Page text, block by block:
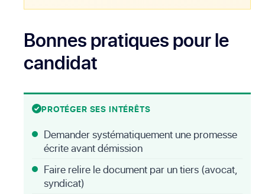
Bonnes pratiques pour le
candidat
PROTÉGER SES INTÉRÊTS
Demander systématiquement une promesse
écrite avant démission
Faire relire le document par un tiers (avocat,
syndicat)